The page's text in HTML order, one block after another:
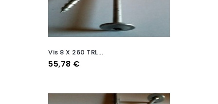
Vis 8 X 260 TRL...
Prix
55,78 €